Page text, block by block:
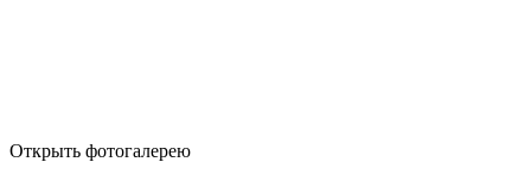
Открыть фотогалерею